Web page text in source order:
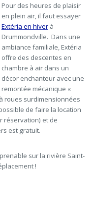
Pour des heures de plaisir
en plein air, il faut essayer
Extéria en hiver à
Drummondville. Dans une
ambiance familiale, Extéria
offre des descentes en
chambre à air dans un
décor enchanteur avec une
remontée mécanique «
roues surdimensionnées
de faire la location
réservation) et de
est gratuit.
sur la rivière Saint-
!